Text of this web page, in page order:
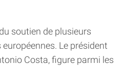
soutien de plusieurs
Le président
Costa, figure parmi les